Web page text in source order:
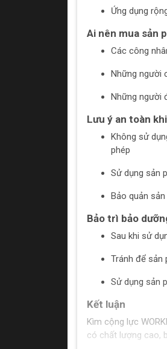
Ứng dụng
Ai nên mua sản
Các công
Những người
Những người
Lưu ý an toàn
Không sử
phép
Sử dụng sản
Bảo quản
Bảo trì bảo
Sau khi sử
Tránh để sản
Sử dụng sản
Kết luận
Kìm cộng lực
có chất lượng cao,